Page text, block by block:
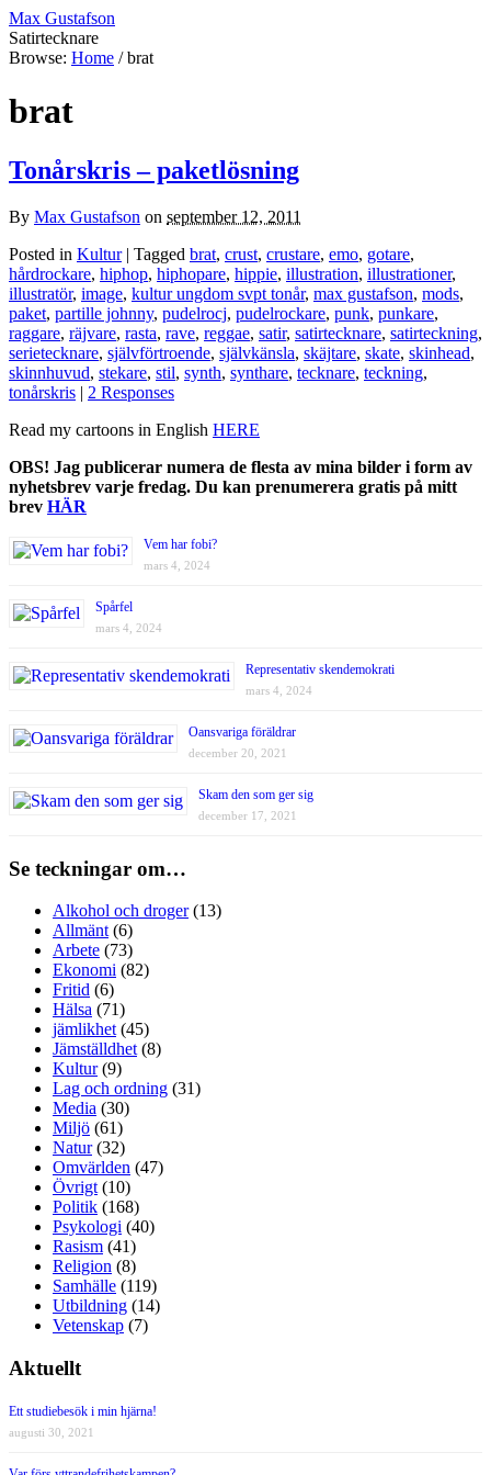
Max Gustafson
Satirtecknare
Browse: Home / brat
brat
Tonårskris – paketlösning
By Max Gustafson on september 12, 2011
Posted in Kultur | Tagged brat, crust, crustare, emo, gotare,
hårdrockare, hiphop, hiphopare, hippie, illustration, illustrationer,
illustratör, image, kultur ungdom svpt tonår, max gustafson, mods,
paket, partille johnny, pudelrocj, pudelrockare, punk, punkare,
raggare, räjvare, rasta, rave, reggae, satir, satirtecknare, satirteckning,
serietecknare, självförtroende, självkänsla, skäjtare, skate, skinhead,
skinnhuvud, stekare, stil, synth, synthare, tecknare, teckning,
tonårskris | 2 Responses
Read my cartoons in English HERE
OBS! Jag publicerar numera de flesta av mina bilder i form av
nyhetsbrev varje fredag. Du kan prenumerera gratis på mitt
brev HÄR
Vem har fobi?
mars 4, 2024
Spårfel
mars 4, 2024
Representativ skendemokrati
mars 4, 2024
Oansvariga föräldrar
december 20, 2021
Skam den som ger sig
december 17, 2021
Se teckningar om…
Alkohol och droger(13)
Allmänt (6)
Arbete (73)
Ekonomi (82)
Fritid (6)
Hälsa (71)
jämlikhet (45)
Jämställdhet (8)
Kultur(9)
Lag och ordning (31)
Media (30)
Miljö (61)
Natur(32)
Omvärlden (47)
Övrigt (10)
Politik (168)
Psykologi (40)
Rasism (41)
Religion (8)
Samhälle (119)
Utbildning (14)
Vetenskap (7)
Aktuellt
Ett studiebesök i min hjärna!
augusti 30, 2021